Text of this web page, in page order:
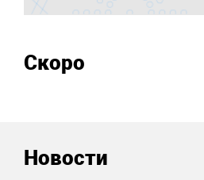
Скоро
Новости